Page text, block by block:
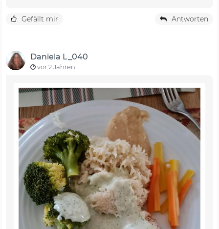
Gefällt mir Antworten
Daniela L_040
vor 2 Jahren